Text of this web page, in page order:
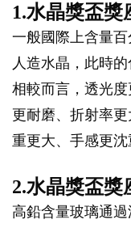
1.水晶獎盃獎
一般國際上含量
人造水晶，此時
相較而言，透光
更耐磨、折射率
重更大、手感更沈
2.水晶獎盃獎
高鉛含量玻璃通